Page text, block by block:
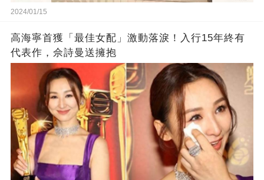
2024/01/15
高海寧首獲「最佳女配」激動落淚！入行15年終有
代表作，佘詩曼送擁抱